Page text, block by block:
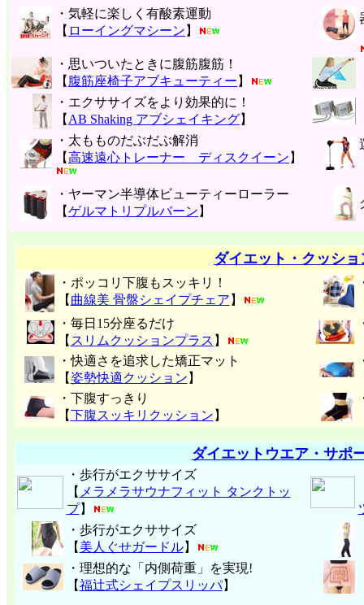
・気軽に楽しく有酸素運動
【 ローイングマシーン 】
・思いついたときに腹筋腹筋！
【 腹筋座椅子アブキューティー 】
・エクササイズをより効果的に！
【 AB Shaking アブシェイキング】
・太もものだぶだぶ解消
【高速遠心トレーナー ディスクイーン 】
・ヤーマン半導体ビューティーローラー
【ゲルマトリプルバーン 】
ダイエット・クッショ
・ポッコリ下腹もスッキリ！
【 曲線美 骨盤シェイプチェア 】
・毎日15分座るだけ
【 スリムクッションプラス 】
・快適さを追求した矯正マット
【姿勢快適クッション 】
・下腹すっきり
【下腹スッキリクッション 】
ダイエットウエア・サポ
・歩行がエクササイズ
【 メラメラサウナフィット タンクトッ
プ】
・歩行がエクササイズ
【 美人ぐせガードル】
・理想的な「内側荷重」を実現!
【福辻式シェイプスリッパ】